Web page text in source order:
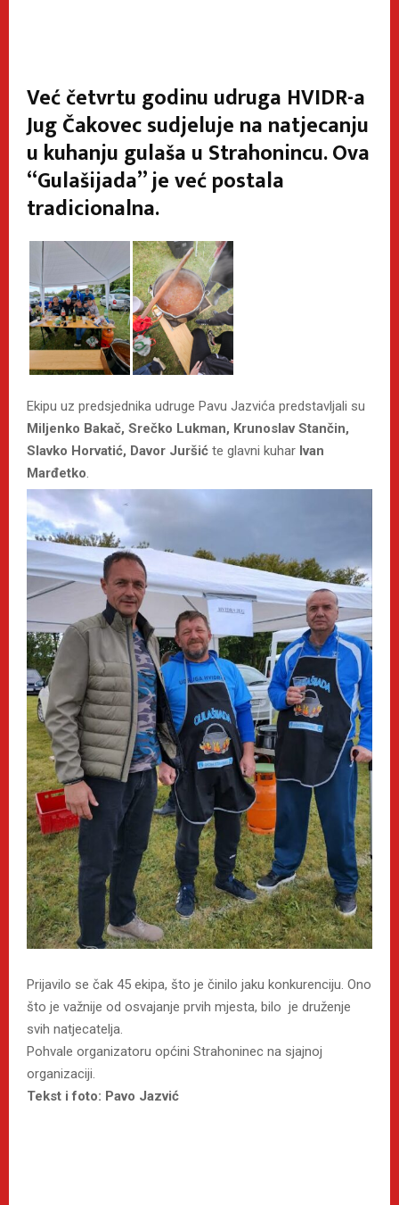
Već četvrtu godinu udruga HVIDR-a
Jug Čakovec sudjeluje na natjecanju
u kuhanju gulaša u Strahonincu. Ova
“Gulašijada” je već postala
tradicionalna.
Ekipu uz predsjednika udruge Pavu Jazvića predstavljali su
Miljenko Bakač, Srečko Lukman, Krunoslav Stančin,
Slavko Horvatić, Davor Juršić te glavni kuhar Ivan
Marđetko.
Prijavilo se čak 45 ekipa, što je činilo jaku konkurenciju. Ono
što je važnije od osvajanje prvih mjesta, bilo je druženje
svih natjecatelja.
Pohvale organizatoru općini Strahoninec na sjajnoj
organizaciji.
Tekst i foto: Pavo Jazvić